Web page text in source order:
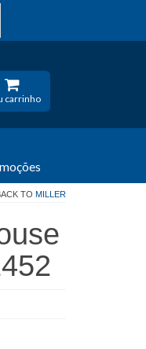
carrinho
TO MILLER